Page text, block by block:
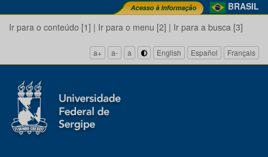
BRASIL
Ir para o conteúdo [1] | Ir para o menu [2] | Ir para a busca [3]
a+ a- a English Español Français